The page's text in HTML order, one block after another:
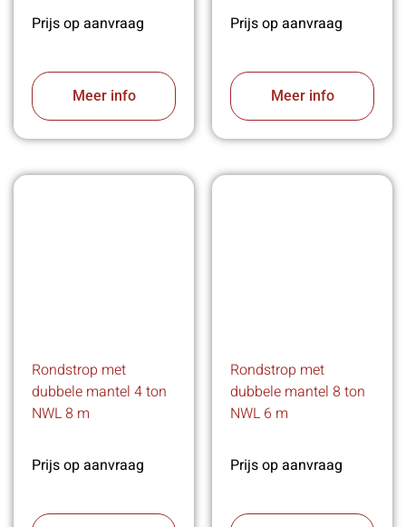
Prijs op aanvraag
Meer info
Prijs op aanvraag
Meer info
Rondstrop met
dubbele mantel 4 ton
NWL 8 m
Prijs op aanvraag
Rondstrop met
dubbele mantel 8 ton
NWL 6 m
Prijs op aanvraag